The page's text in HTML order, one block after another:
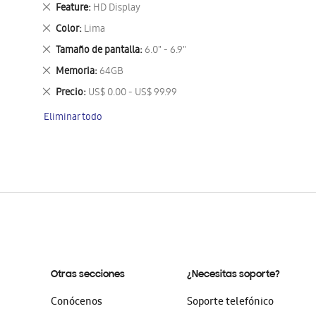
artículo
Feature HD Display
Eliminar
este
artículo
Color Lima
Eliminar
este
artículo
Tamaño de pantalla 6.0" - 6.9"
Eliminar
este
artículo
Memoria 64GB
Eliminar
este
artículo
Precio US$ 0.00 - US$ 99.99
Eliminar
artículo
Eliminar todo
Otras secciones
Conócenos
¿Necesitas soporte?
Soporte telefónico